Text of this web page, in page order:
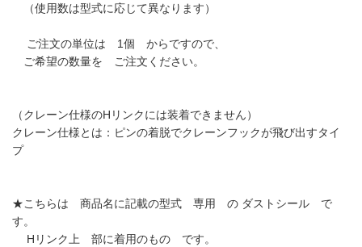
（使用数は型式に応じて異なります）
ご注文の単位は 1個 からですので、
ご希望の数量を ご注文ください。
（クレーン仕様のHリンクには装着できません）
クレーン仕様とは：ピンの着脱でクレーンフックが飛び出すタイ
プ
★こちらは 商品名に記載の型式 専用 の ダストシール で
す。
Hリンク上 部に着用のもの です。